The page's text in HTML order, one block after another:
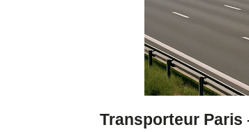
Transporteur Paris